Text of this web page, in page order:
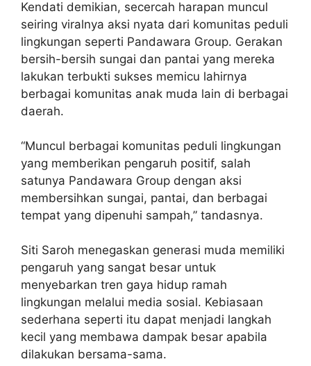
Kendati demikian, secercah harapan muncul
seiring viralnya aksi nyata dari komunitas peduli
lingkungan seperti Pandawara Group. Gerakan
bersih-bersih sungai dan pantai yang mereka
lakukan terbukti sukses memicu lahirnya
berbagai komunitas anak muda lain di berbagai
daerah.
“Muncul berbagai komunitas peduli lingkungan
yang memberikan pengaruh positif, salah
satunya Pandawara Group dengan aksi
membersihkan sungai, pantai, dan berbagai
tempat yang dipenuhi sampah,” tandasnya.
Siti Saroh menegaskan generasi muda memiliki
pengaruh yang sangat besar untuk
menyebarkan tren gaya hidup ramah
lingkungan melalui media sosial. Kebiasaan
sederhana seperti itu dapat menjadi langkah
kecil yang membawa dampak besar apabila
dilakukan bersama-sama.